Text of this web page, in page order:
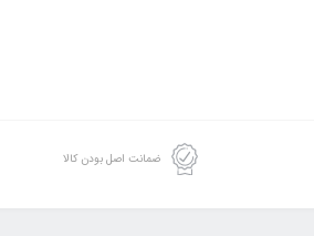
ضمانت اصل بودن کالا